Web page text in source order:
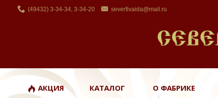
(49432) 3-34-34, 3-34-20 severfivaida@mail.ru
АКЦИЯ КАТАЛОГ О ФАБРИКЕ